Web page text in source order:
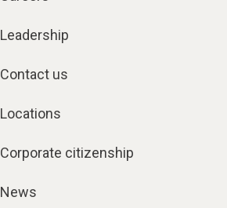
Leadership
Contact us
Locations
Corporate citizenship
News